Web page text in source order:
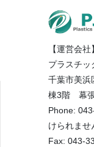
（月
別）
【運営会社
プラスチッ
千葉市美
棟3階 幕張
Phone:
けられませ
Fax: 043-